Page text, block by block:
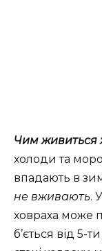
Чим живиться
холоди та
впадають в
не вживають.
ховраха може
б’ється від 5-